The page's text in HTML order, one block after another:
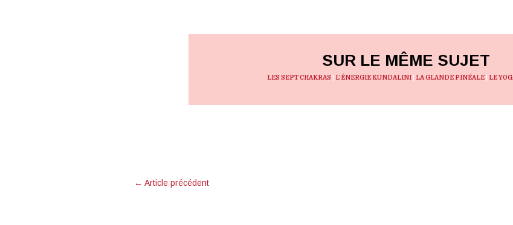
SUR LE MÊME SUJET
LES SEPT CHAKRAS L'ÉNERGIE KUNDALINI| LA GLANDE PINÉALE LE
← Article précédent